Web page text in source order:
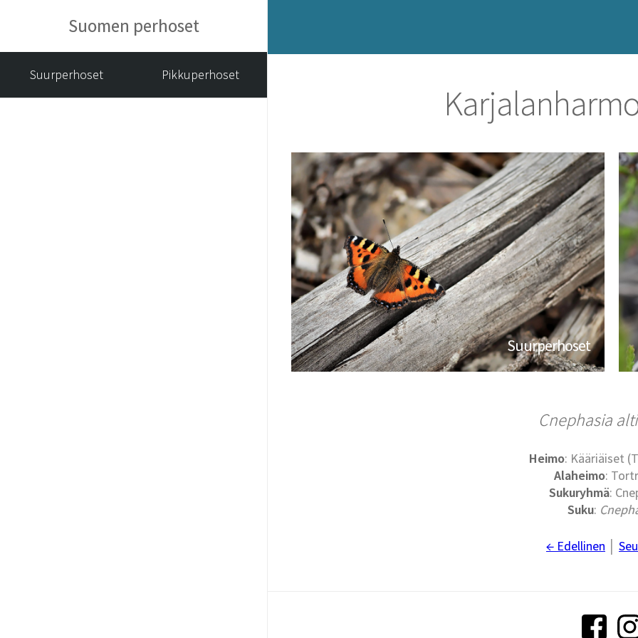
Suomen perhoset
Suurperhoset Pikkuperhoset
Suurperhoset
Cnephasia
Heimo: Kääriäiset
Alaheimo:
Sukuryhmä:
Suku:
← Edellinen